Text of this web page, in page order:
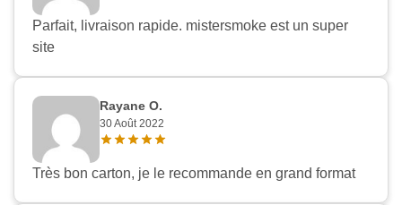
Parfait, livraison rapide. mistersmoke est un super
site
Rayane O.
30 Août 2022
Très bon carton, je le recommande en grand format